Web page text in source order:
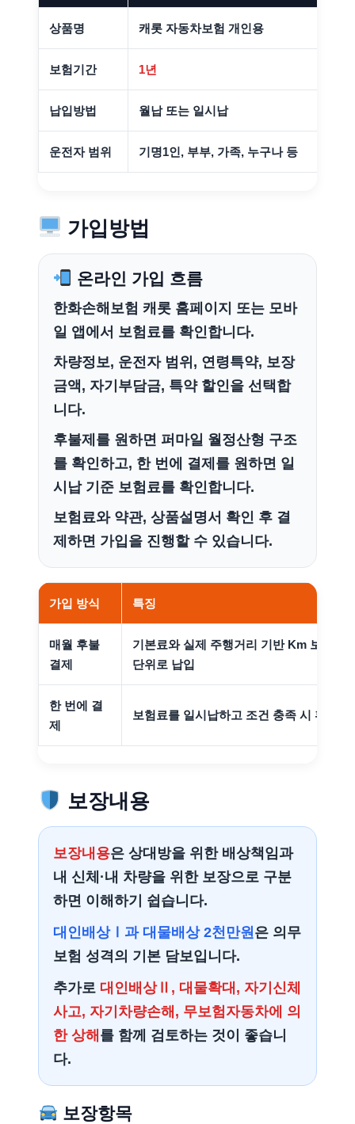
상품명 캐롯 자동차보험 개인용
보험기간 1년
납입방법 월납 또는 일시납
운전자 범위 기명1인, 부부, 가족, 누구나 등
가입방법
온라인 가입 흐름
한화손해보험 캐롯 홈페이지 또는 모바
일 앱에서 보험료를 확인합니다.
차량정보, 운전자 범위, 연령특약, 보장
금액, 자기부담금, 특약 할인을 선택합
니다.
후불제를 원하면 퍼마일 월정산형 구조
를 확인하고, 한 번에 결제를 원하면 일
시납 기준 보험료를 확인합니다.
보험료와 약관, 상품설명서 확인 후 결
제하면 가입을 진행할 수 있습니다.
가입 방식 특징
매월 후불
결제
기본료와 실제 주행거리 기반 Km 보험료
단위로 납입
한 번에 결
제
보험료를 일시납하고 조건 충족 시 환급
보장내용
보장내용은 상대방을 위한 배상책임과
내 신체·내 차량을 위한 보장으로 구분
하면 이해하기 쉽습니다.
대인배상Ⅰ과 대물배상 2천만원은 의무
보험 성격의 기본 담보입니다.
추가로 대인배상Ⅱ, 대물확대, 자기신체
사고, 자기차량손해, 무보험자동차에 의
한 상해 를 함께 검토하는 것이 좋습니
다.
보장항목